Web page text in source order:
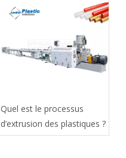
Quel est le processus
d’extrusion des plastiques ?